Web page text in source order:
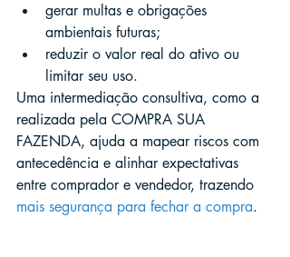
gerar multas e obrigações
ambientais futuras;
reduzir o valor real do ativo ou
limitar seu uso.
Uma intermediação consultiva, como a
realizada pela COMPRA SUA
FAZENDA, ajuda a mapear riscos com
antecedência e alinhar expectativas
entre comprador e vendedor, trazendo
mais segurança para fechar a compra.